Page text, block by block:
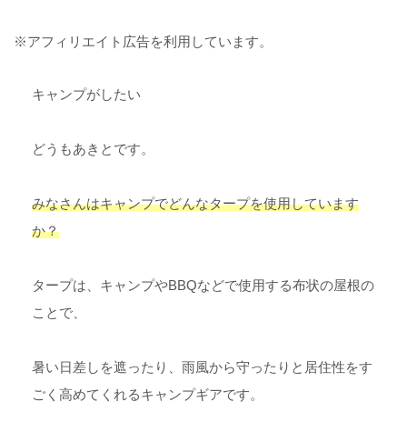
※アフィリエイト広告を利用しています。
キャンプがしたい
どうもあきとです。
みなさんはキャンプでどんなタープを使用しています
か？
タープは、キャンプやBBQなどで使用する布状の屋根の
ことで、
暑い日差しを遮ったり、雨風から守ったりと居住性をす
ごく高めてくれるキャンプギアです。